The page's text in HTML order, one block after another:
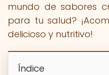
mundo de sabores
para tu salud?
delicioso y nutritivo!
Índice